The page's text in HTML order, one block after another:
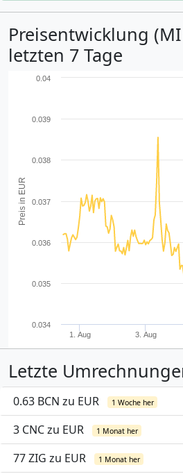
Preisentwicklung
letzten 7 Tage
Preis in EUR
1. Aug 3. Aug
0.034
0.035
0.036
0.037
0.038
0.039
0.04
Letzte
0.63 BCN zu EUR 1 Woche her
3 CNC zu EUR 1 Monat her
77 ZIG zu EUR 1 Monat her